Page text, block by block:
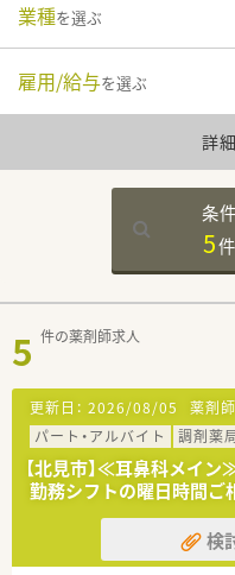
業種を選ぶ
雇用/給与を選ぶ
詳
条
5
5 件の薬剤師求人
更新日： 2026/08/05 薬剤
パート・アルバイト
調剤薬
【北見市】≪耳鼻科メイ
勤務シフトの曜日時間ご
検